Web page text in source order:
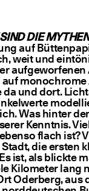
DIE
auf
weit und
und dort.
Was hinter
Kenntnis.
flach ist?
die ersten
ist, als blickte
Kilometer lang
Oderberg, aus